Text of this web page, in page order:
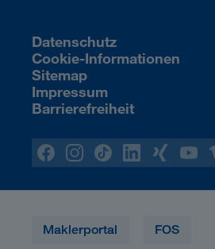
Maklerportal FOS
Datenschutz
Cookie-Informationen
Sitemap
Impressum
Barrierefreiheit